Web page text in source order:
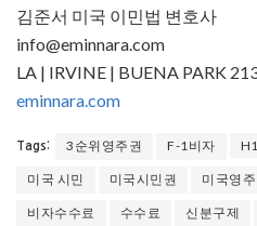
김준서 미국 이민법 변호사
info@eminnara.com
LA | IRVINE | BUENA PARK
eminnara.com
Tags: 3순위영주권 F-1비자
미국 시민 미국시민권 미국영
비자수수료 수수료 신분구제